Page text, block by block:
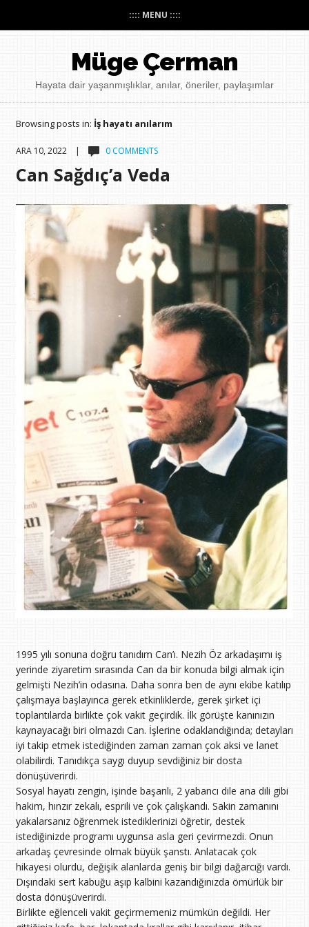
:::: MENU ::::
Müge Çerman
Hayata dair yaşanmışlıklar, anılar, öneriler, paylaşımlar
Browsing posts in: İş hayatı anılarım
ARA 10, 2022 | 0 COMMENTS
Can Sağdıç’a Veda
1995 yılı sonuna doğru tanıdım Can’ı. Nezih Öz arkadaşımı iş
yerinde ziyaretim sırasında Can da bir konuda bilgi almak için
gelmişti Nezih’in odasına. Daha sonra ben de aynı ekibe katılıp
çalışmaya başlayınca gerek etkinliklerde, gerek şirket içi
toplantılarda birlikte çok vakit geçirdik. İlk görüşte kanınızın
kaynayacağı biri olmazdı Can. İşlerine odaklandığında; detayları
iyi takip etmek istediğinden zaman zaman çok aksi ve lanet
olabilirdi. Tanıdıkça saygı duyup sevdiğiniz bir dosta
dönüşüverirdi.
Sosyal hayatı zengin, işinde başarılı, 2 yabancı dile ana dili gibi
hakim, hınzır zekalı, esprili ve çok çalışkandı. Sakin zamanını
yakalarsanız öğrenmek istediklerinizi öğretir, destek
istediğinizde programı uygunsa asla geri çevirmezdi. Onun
arkadaş çevresinde olmak büyük şanstı. Anlatacak çok
hikayesi olurdu, değişik alanlarda geniş bir bilgi dağarcığı vardı.
Dışındaki sert kabuğu aşıp kalbini kazandığınızda ömürlük bir
dosta dönüşüverirdi.
Birlikte eğlenceli vakit geçirmemeniz mümkün değildi. Her